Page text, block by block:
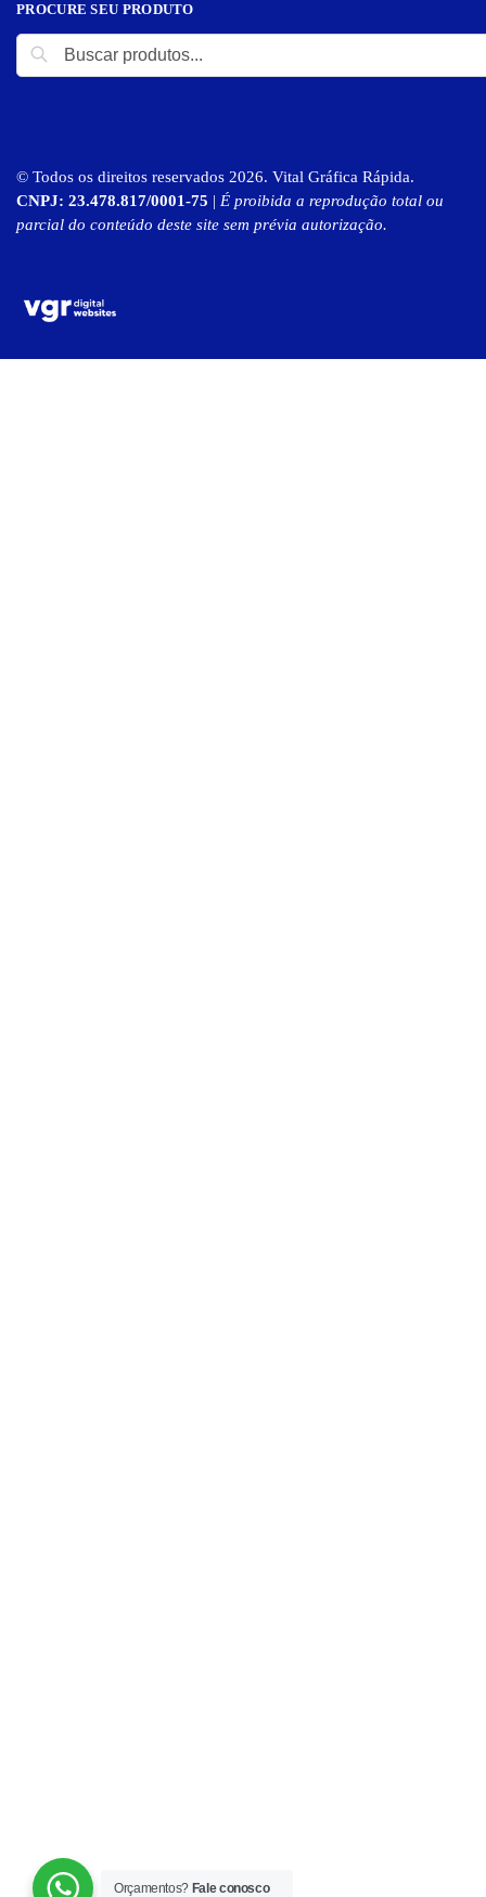
PROCURE SEU PRODUTO
© Todos os direitos reservados 2026. Vital Gráfica Rápida.
CNPJ: 23.478.817/0001-75 | É proibida a reprodução total ou
parcial do conteúdo deste site sem prévia autorização.
Orçamentos? Fale conosco